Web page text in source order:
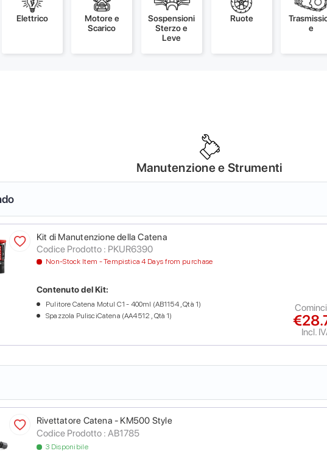
Elettrico
Motore e
Scarico
Sospensioni
Sterzo e
Leve
Ruote
e
Manutenzione e Strumenti
Kit di Manutenzione della Catena
Codice Prodotto : PKUR6390
Non-Stock Item - Tempistica 4 Days from purchase
Contenuto del Kit:
Pulitore Catena Motul C1 - 400ml (AB1154 , Qtà 1)
Spazzola PulisciCatena (AA4512 , Qtà 1)
Incl.
Rivettatore Catena - KM500 Style
Codice Prodotto : AB1785
3 Disponibile